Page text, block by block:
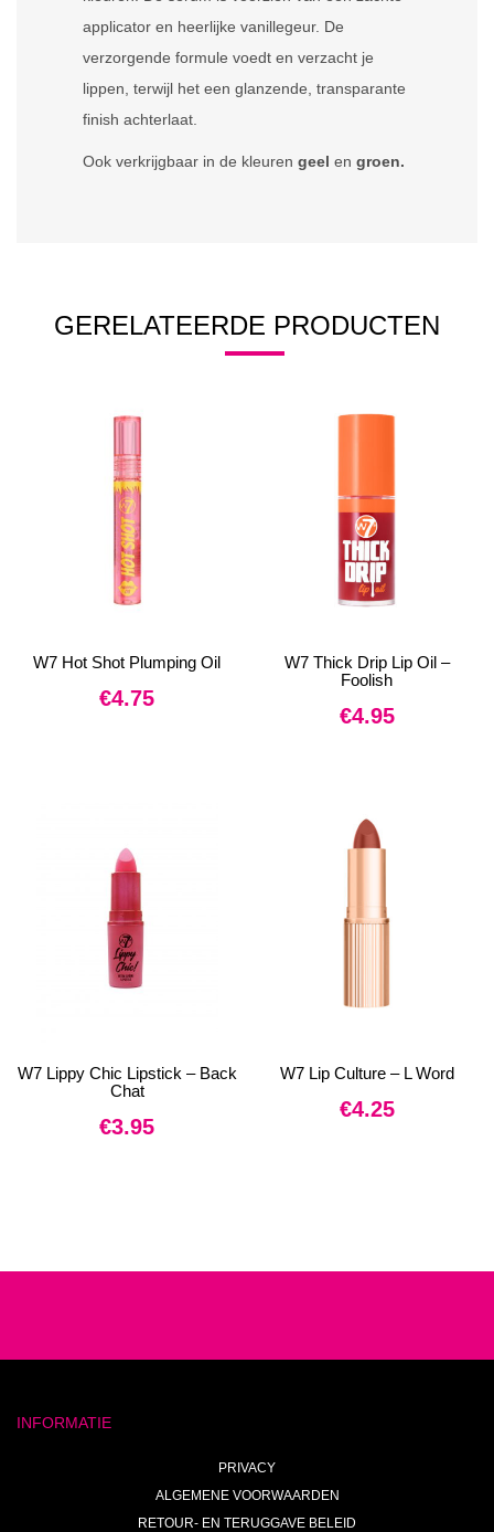
applicator en heerlijke vanillegeur. De
verzorgende formule voedt en verzacht je
lippen, terwijl het een glanzende, transparante
finish achterlaat.
Ook verkrijgbaar in de kleuren geel en groen.
GERELATEERDE PRODUCTEN
W7 Hot Shot Plumping Oil
€4.75
W7 Thick Drip Lip Oil –
Foolish
€4.95
W7 Lippy Chic Lipstick – Back
Chat
€3.95
W7 Lip Culture – L Word
€4.25
INFORMATIE
PRIVACY
ALGEMENE VOORWAARDEN
RETOUR- EN TERUGGAVE BELEID